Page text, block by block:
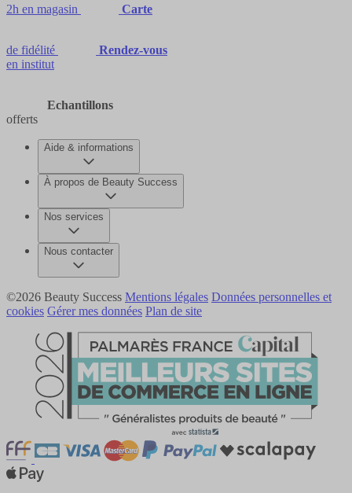
2h en magasin Carte
de fidélité
Rendez-vous
en institut
Echantillons
offerts
Aide & informations
À propos de Beauty Success
Nos services
Nous contacter
©2026 Beauty Success Mentions légales Données personnelles et
cookies Gérer mes données Plan de site